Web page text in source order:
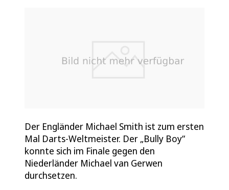
Der Engländer Michael Smith ist zum ersten
Mal Darts-Weltmeister. Der „Bully Boy“
konnte sich im Finale gegen den
Niederländer Michael van Gerwen
durchsetzen.